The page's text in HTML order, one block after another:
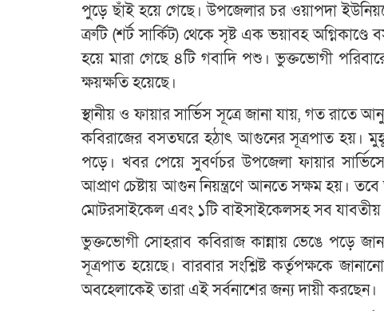
পুড়ে ছাঁই হয়ে গেছে। উপজেলার চর ওয়াপদা
ত্রুটি (শর্ট সার্কিট) থেকে সৃষ্ট এক ভয়াবহ
হয়ে মারা গেছে ৪টি গবাদি পশু। ভুক্তভোগী
ক্ষয়ক্ষতি হয়েছে।
স্থানীয় ও ফায়ার সার্ভিস সূত্রে জানা যায়, গত রাতে
কবিরাজের বসতঘরে হঠাৎ আগুনের সূত্রপাত হয়।
পড়ে। খবর পেয়ে সুবর্ণচর উপজেলা ফায়ার
আপ্রাণ চেষ্টায় আগুন নিয়ন্ত্রণে আনতে সক্ষম হয়।
মোটরসাইকেল এবং ১টি বাইসাইকেলসহ সব যাবতীয়
ভুক্তভোগী সোহরাব কবিরাজ কান্নায় ভেঙে পড়ে
সূত্রপাত হয়েছে। বারবার সংশ্লিষ্ট কর্তৃপক্ষকে
অবহেলাকেই তারা এই সর্বনাশের জন্য দায়ী করছেন।